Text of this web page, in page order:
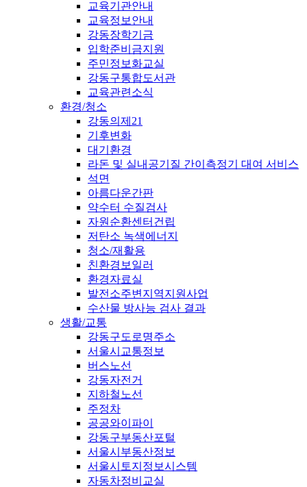
교육기관안내
교육정보안내
강동장학기금
입학준비금지원
주민정보화교실
강동구통합도서관
교육관련소식
환경/청소
강동의제21
기후변화
대기환경
라돈 및 실내공기질 간이측정기 대여 서비스
석면
아름다운간판
약수터 수질검사
자원순환센터건립
저탄소 녹색에너지
청소/재활용
친환경보일러
환경자료실
발전소주변지역지원사업
수산물 방사능 검사 결과
생활/교통
강동구도로명주소
서울시교통정보
버스노선
강동자전거
지하철노선
주정차
공공와이파이
강동구부동산포털
서울시부동산정보
서울시토지정보시스템
자동차정비교실